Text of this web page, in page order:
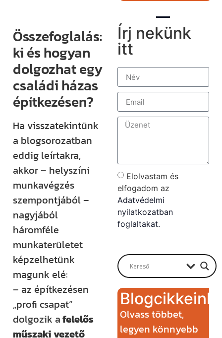
Összefoglalás:
ki és hogyan
dolgozhat egy
családi házas
építkezésen?
Ha visszatekintünk
a blogsorozatban
eddig leírtakra,
akkor – helyszíni
munkavégzés
szempontjából –
nagyjából
háromféle
munkaterületet
képzelhetünk
magunk elé:
– az építkezésen
„profi csapat”
dolgozik afelelős
műszaki vezető
Írj nekünk
itt
Elolvastam és
elfogadom az
Adatvédelmi
nyilatkozatban
foglaltakat.
Blogcikkeink
Olvass többet,
legyen könnyebb